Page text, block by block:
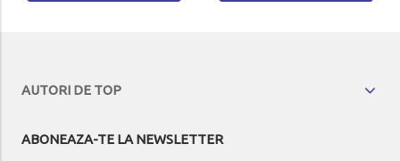
AUTORI DE TOP
ABONEAZA-TE LA NEWSLETTER